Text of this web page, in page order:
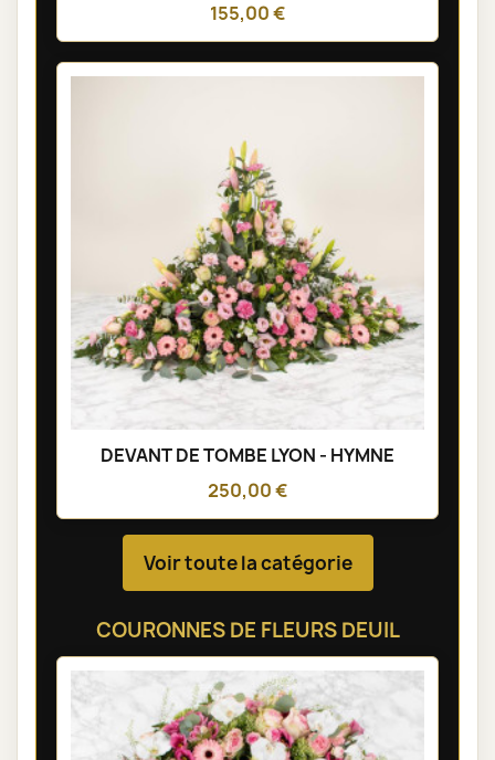
155,00 €
DEVANT DE TOMBE LYON - HYMNE
250,00 €
Voir toute la catégorie
COURONNES DE FLEURS DEUIL